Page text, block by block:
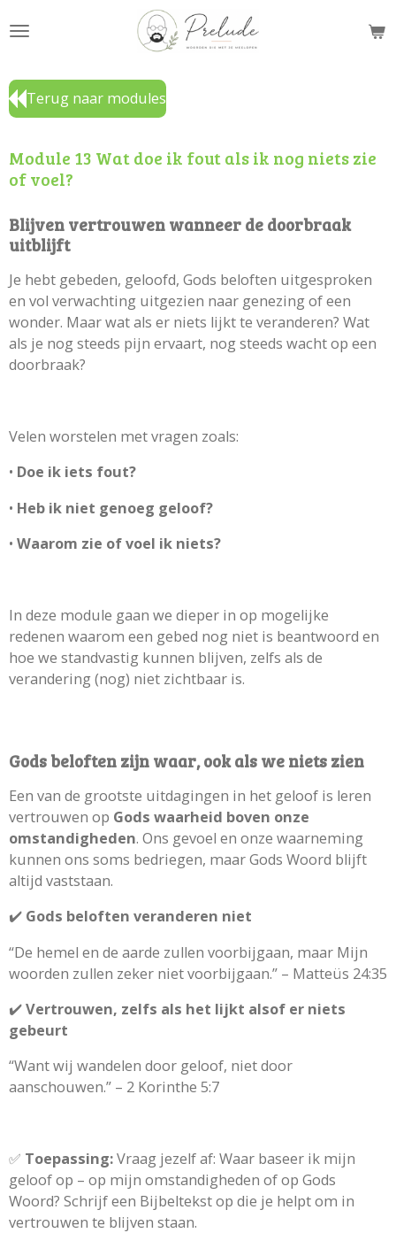
direct
de
hoofdinhoud
Terug naar modules
Module 13 Wat doe ik fout als ik nog niets zie
of voel?
Blijven vertrouwen wanneer de doorbraak
uitblijft
Je hebt gebeden, geloofd, Gods beloften uitgesproken
en vol verwachting uitgezien naar genezing of een
wonder. Maar wat als er niets lijkt te veranderen? Wat
als je nog steeds pijn ervaart, nog steeds wacht op een
doorbraak?
Velen worstelen met vragen zoals:
• Doe ik iets fout?
• Heb ik niet genoeg geloof?
• Waarom zie of voel ik niets?
In deze module gaan we dieper in op mogelijke
redenen waarom een gebed nog niet is beantwoord en
hoe we standvastig kunnen blijven, zelfs als de
verandering (nog) niet zichtbaar is.
Gods beloften zijn waar, ook als we niets zien
Een van de grootste uitdagingen in het geloof is leren
vertrouwen op Gods waarheid boven onze
omstandigheden. Ons gevoel en onze waarneming
kunnen ons soms bedriegen, maar Gods Woord blijft
altijd vaststaan.
✔️ Gods beloften veranderen niet
“De hemel en de aarde zullen voorbijgaan, maar Mijn
woorden zullen zeker niet voorbijgaan.” – Matteüs 24:35
✔️Vertrouwen, zelfs als het lijkt alsof er niets
gebeurt
“Want wij wandelen door geloof, niet door
aanschouwen.” – 2 Korinthe 5:7
✅ Toepassing:Vraag jezelf af: Waar baseer ik mijn
geloof op – op mijn omstandigheden of op Gods
Woord? Schrijf een Bijbeltekst op die je helpt om in
vertrouwen te blijven staan.